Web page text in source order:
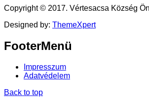
Copyright © 2017. Vértesacsa Község
Designed by: ThemeXpert
FooterMenü
Impresszum
Adatvédelem
Back to top